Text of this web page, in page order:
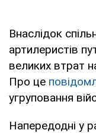
Внаслідок
артилеристів
великих втрат
Про це
угруповання
Напередодні у